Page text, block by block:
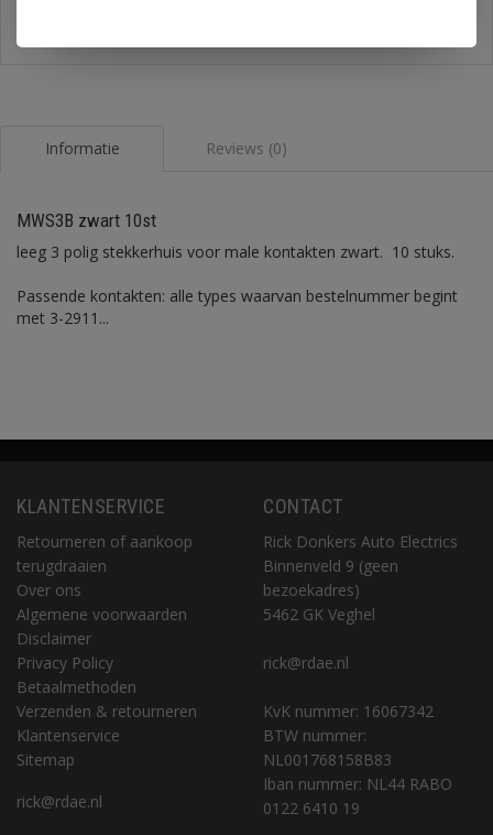
Informatie Reviews (0)
MWS3B zwart 10st
leeg 3 polig stekkerhuis voor male kontakten zwart. 10 stuks.
Passende kontakten: alle types waarvan bestelnummer begint
met 3-2911...
KLANTENSERVICE
Retourneren of aankoop
terugdraaien
Over ons
Algemene voorwaarden
Disclaimer
Privacy Policy
Betaalmethoden
Verzenden & retourneren
Klantenservice
Sitemap
rick@rdae.nl
CONTACT
Rick Donkers Auto Electrics
Binnenveld 9 (geen
bezoekadres)
5462 GK Veghel
rick@rdae.nl
KvK nummer: 16067342
BTW nummer:
NL001768158B83
Iban nummer: NL44 RABO
0122 6410 19